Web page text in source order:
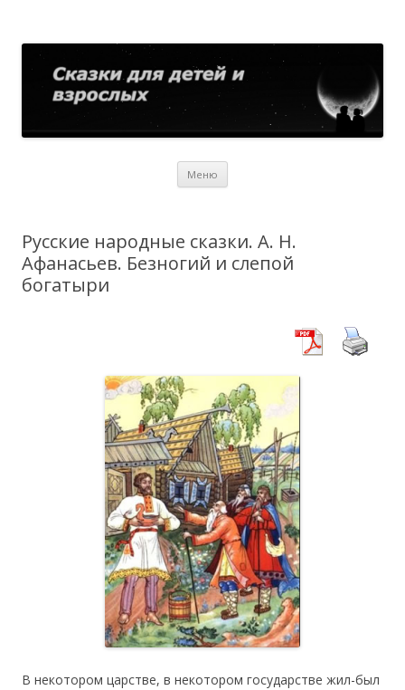
Меню
Русские народные сказки. А. Н.
Афанасьев. Безногий и слепой
богатыри
В некотором царстве, в некотором государстве жил-был